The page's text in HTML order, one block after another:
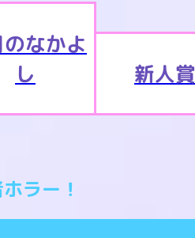
なかよ
し
新人賞
ラー！